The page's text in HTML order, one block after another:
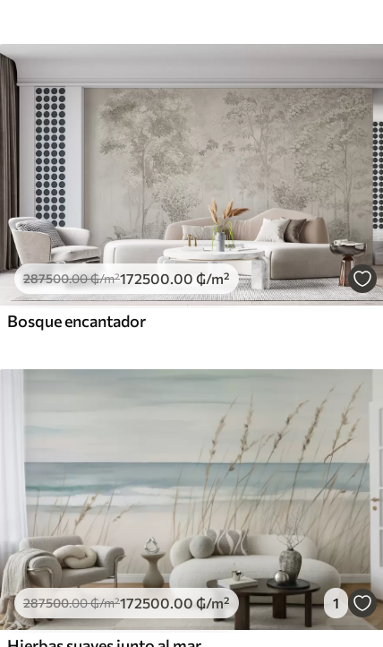
287500.00₲/m²172500 .00 ₲/m²
Bosque encantador
287500.00₲/m²172500.00 ₲/m² 1